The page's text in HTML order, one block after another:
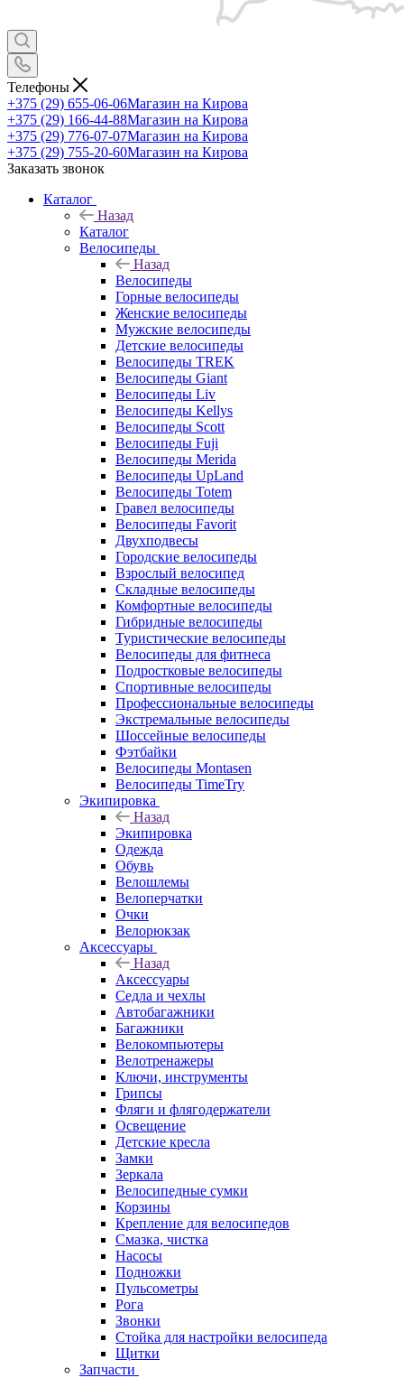
Телефоны
+375 (29) 655-06-06Магазин на Кирова
+375 (29) 166-44-88Магазин на Кирова
+375 (29) 776-07-07Магазин на Кирова
+375 (29) 755-20-60Магазин на Кирова
Заказать звонок
Каталог
Назад
Каталог
Велосипеды
Назад
Велосипеды
Горные велосипеды
Женские велосипеды
Мужские велосипеды
Детские велосипеды
Велосипеды TREK
Велосипеды Giant
Велосипеды Liv
Велосипеды Kellys
Велосипеды Scott
Велосипеды Fuji
Велосипеды Merida
Велосипеды UpLand
Велосипеды Totem
Гравел велосипеды
Велосипеды Favorit
Двухподвесы
Городские велосипеды
Взрослый велосипед
Складные велосипеды
Комфортные велосипеды
Гибридные велосипеды
Туристические велосипеды
Велосипеды для фитнеса
Подростковые велосипеды
Спортивные велосипеды
Профессиональные велосипеды
Экстремальные велосипеды
Шоссейные велосипеды
Фэтбайки
Велосипеды Montasen
Велосипеды TimeTry
Экипировка
Назад
Экипировка
Одежда
Обувь
Велошлемы
Велоперчатки
Очки
Велорюкзак
Аксессуары
Назад
Аксессуары
Седла и чехлы
Автобагажники
Багажники
Велокомпьютеры
Велотренажеры
Ключи, инструменты
Грипсы
Фляги и флягодержатели
Освещение
Детские кресла
Замки
Зеркала
Велосипедные сумки
Корзины
Крепление для велосипедов
Смазка, чистка
Насосы
Подножки
Пульсометры
Рога
Звонки
Стойка для настройки велосипеда
Щитки
Запчасти